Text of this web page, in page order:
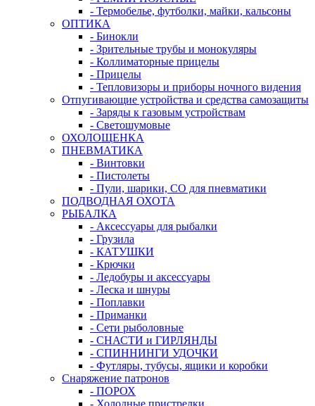
- Термобелье, футболки, майки, кальсоны
ОПТИКА
- Бинокли
- Зрительные трубы и монокуляры
- Коллиматорные прицелы
- Прицелы
- Тепловизоры и приборы ночного видения
Отпугивающие устройства и средства самозащиты
- Заряды к газовым устройствам
- Светошумовые
ОХОЛОЩЕНКА
ПНЕВМАТИКА
- Винтовки
- Пистолеты
- Пули, шарики, СО для пневматики
ПОДВОДНАЯ ОХОТА
РЫБАЛКА
- Аксессуары для рыбалки
- Грузила
- КАТУШКИ
- Крючки
- Ледобуры и аксессуары
- Леска и шнуры
- Поплавки
- Приманки
- Сети рыболовные
- СНАСТИ и ГИРЛЯНДЫ
- СПИННИНГИ УДОЧКИ
- Футляры, тубусы, ящики и коробки
Снаряжение патронов
- ПОРОХ
- Холодные пристрелки